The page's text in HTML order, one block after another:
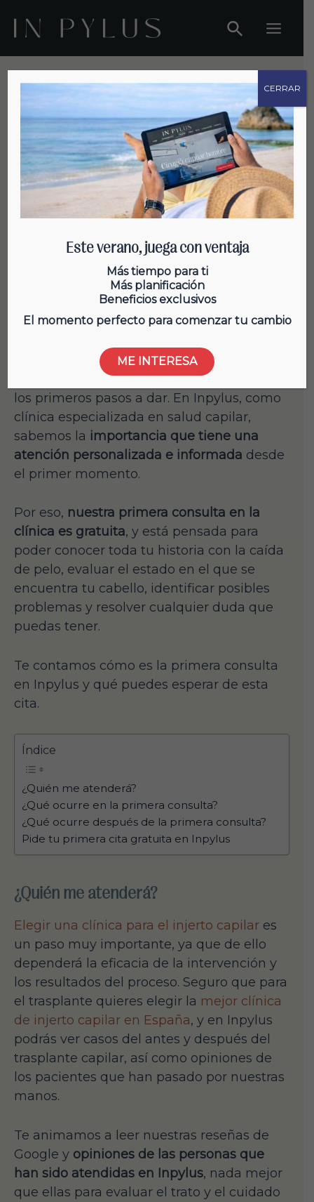
contenido
Menu
Tratamientos para la caída del pelo
¿Cómo es la primera consulta
para un injerto en Inpylus?
o trasplante capilar, es normal que te
surjan dudas sobre cómo es el proceso y
los primeros pasos a dar. En Inpylus, como
clínica especializada en salud capilar,
sabemos la importancia que tiene una
atención personalizada e informada desde
el primer momento.
Por eso, nuestra primera consulta en la
clínica es gratuita, y está pensada para
poder conocer toda tu historia con la caída
de pelo, evaluar el estado en el que se
encuentra tu cabello, identificar posibles
problemas y resolver cualquier duda que
puedas tener.
Te contamos cómo es la primera consulta
en Inpylus y qué puedes esperar de esta
cita.
Índice
¿Quién me atenderá?
¿Qué ocurre en la primera consulta?
¿Qué ocurre después de la primera consulta?
Pide tu primera cita gratuita en Inpylus
¿Quién me atenderá?
Elegir una clínica para el injerto capilar es
un paso muy importante, ya que de ello
dependerá la eficacia de la intervención y
los resultados del proceso. Seguro que para
el trasplante quieres elegir la mejor clínica
de injerto capilar en España, y en Inpylus
podrás ver casos del antes y después del
trasplante capilar, así como opiniones de
los pacientes que han pasado por nuestras
manos.
Te animamos a leer nuestras reseñas de
Google y opiniones de las personas que
han sido atendidas en Inpylus, nada mejor
que ellas para evaluar el trato y el cuidado
Este verano, juega con ventaja
Más tiempo para ti
Más planificación
Beneficios exclusivos
El momento perfecto para comenzar tu cambio
ME INTERESA
CERRAR